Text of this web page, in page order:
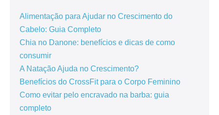
Alimentação para Ajudar no Crescimento do
Cabelo: Guia Completo
Chia no Danone: benefícios e dicas de como
consumir
A Natação Ajuda no Crescimento?
Benefícios do CrossFit para o Corpo Feminino
Como evitar pelo encravado na barba: guia
completo